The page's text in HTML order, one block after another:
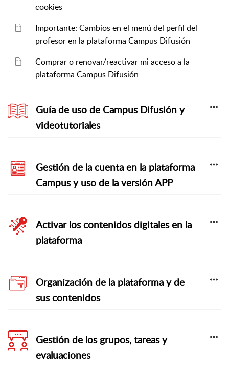
cookies
Importante: Cambios en el menú del perfil del
profesor en la plataforma Campus Difusión
Comprar o renovar/reactivar mi acceso a la
plataforma Campus Difusión
Guía de uso de Campus Difusión y
videotutoriales
Gestión de la cuenta en la plataforma
Campus y uso de la versión APP
Activar los contenidos digitales en la
plataforma
Organización de la plataforma y de
sus contenidos
Gestión de los grupos, tareas y
evaluaciones